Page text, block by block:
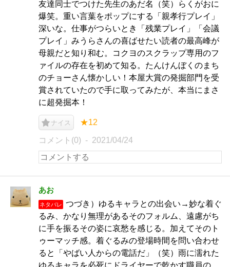
友達同士でつけた先生のあだ名（笑）らくがおに
爆笑。重い言葉をポップにする「親孝行プレイ」
深いな。仕事がつらいとき「残業プレイ」「会議
プレイ」みうらさんの喜ばせたい読者の最高峰が
母親だと知り和む。コクヨのスクラップ専用のフ
ァイルの存在を初めて知る。たんけんぼくのまち
のチョーさん懐かしい！本屋大賞の発掘部門を受
賞されていたので手に取ってみたが、本当にまさ
に超発掘本！
ナイス ★12
コメント(0) 2021/04/24
あお
ネタバレ
つづき）ゆるキャラとの出会い→妙な着ぐ
るみ、かなり無理があるそのフォルム、遠慮がち
に手を振るその姿に哀愁を感じる。加えてそのト
ゥーマッチ感。着ぐるみの登場時間を問い合わせ
ると「やばい人からの電話だ」（笑）雨に濡れた
ゆるキャラを必死にドライヤーで乾かす職員の